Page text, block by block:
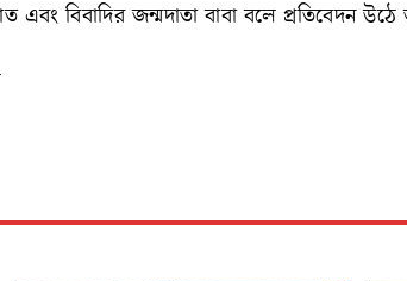
এবং বিবাদির জন্মদাতা বাবা বলে প্রতিবেদন